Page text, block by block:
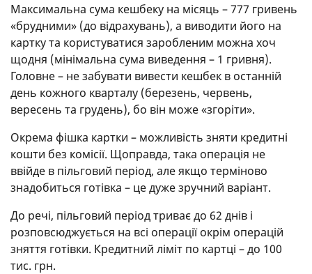
Максимальна сума кешбеку на місяць – 777 гривень
«брудними» (до відрахувань), а виводити його на
картку та користуватися заробленим можна хоч
щодня (мінімальна сума виведення – 1 гривня).
Головне – не забувати вивести кешбек в останній
день кожного кварталу (березень, червень,
вересень та грудень), бо він може «згоріти».
Окрема фішка картки – можливість зняти кредитні
кошти без комісії. Щоправда, така операція не
ввійде в пільговий період, але якщо терміново
знадобиться готівка – це дуже зручний варіант.
До речі, пільговий період триває до 62 днів і
розповсюджується на всі операції окрім операцій
зняття готівки. Кредитний ліміт по картці – до 100
тис. грн.